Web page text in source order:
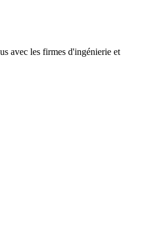
avec les firmes d'ingénierie et